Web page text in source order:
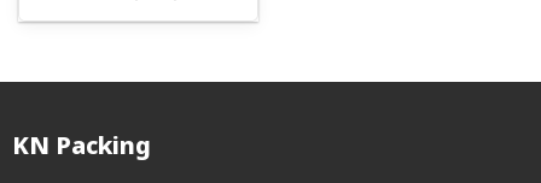
KN Packing